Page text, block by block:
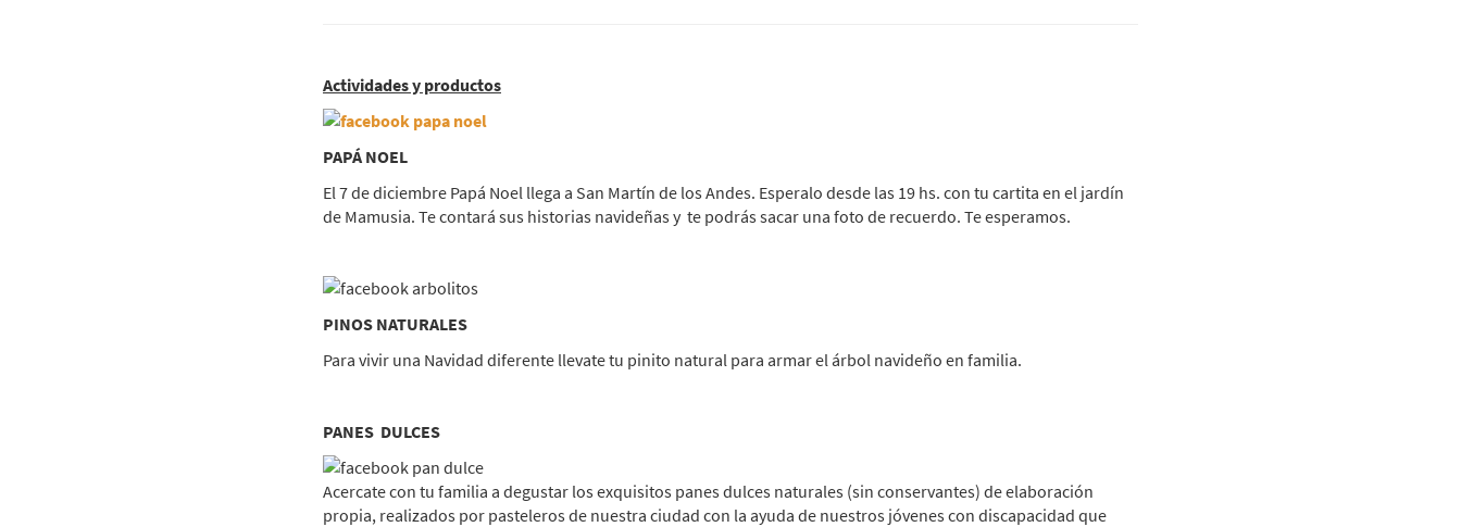
Actividades y productos
PAPÁ NOEL
El 7 de diciembre Papá Noel llega a San Martín de los Andes. Esperalo desde las 19 hs. con tu cartita en el jardín
de Mamusia. Te contará sus historias navideñas y te podrás sacar una foto de recuerdo. Te esperamos.
PINOS NATURALES
Para vivir una Navidad diferente llevate tu pinito natural para armar el árbol navideño en familia.
PANES DULCES
Acercate con tu familia a degustar los exquisitos panes dulces naturales (sin conservantes) de elaboración
propia, realizados por pasteleros de nuestra ciudad con la ayuda de nuestros jóvenes con discapacidad que